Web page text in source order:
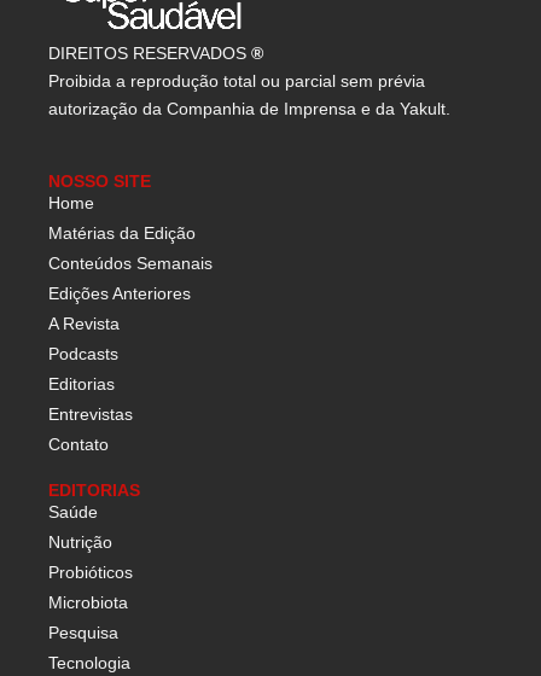
DIREITOS RESERVADOS ®
Proibida a reprodução total ou parcial sem prévia
autorização da Companhia de Imprensa e da Yakult.
NOSSO SITE
Home
Matérias da Edição
Conteúdos Semanais
Edições Anteriores
A Revista
Podcasts
Editorias
Entrevistas
Contato
EDITORIAS
Saúde
Nutrição
Probióticos
Microbiota
Pesquisa
Tecnologia